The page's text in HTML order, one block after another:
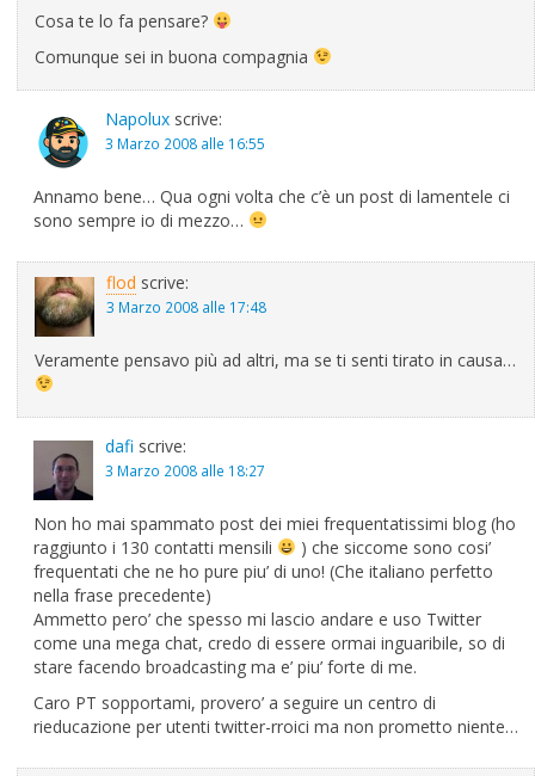
Cosa te lo fa pensare?
Comunque sei in buona compagnia
Napolux scrive:
3 Marzo 2008 alle 16:55
Annamo bene… Qua ogni volta che c’è un post di lamentele ci
sono sempre io di mezzo…
flod scrive:
3 Marzo 2008 alle 17:48
Veramente pensavo più ad altri, ma se ti senti tirato in causa…
dafi scrive:
3 Marzo 2008 alle 18:27
Non ho mai spammato post dei miei frequentatissimi blog (ho
raggiunto i 130 contatti mensili
) che siccome sono cosi’
frequentati che ne ho pure piu’ di uno! (Che italiano perfetto
nella frase precedente)
Ammetto pero’ che spesso mi lascio andare e uso Twitter
come una mega chat, credo di essere ormai inguaribile, so di
stare facendo broadcasting ma e’ piu’ forte di me.
Caro PT sopportami, provero’ a seguire un centro di
rieducazione per utenti twitter-rroici ma non prometto niente…